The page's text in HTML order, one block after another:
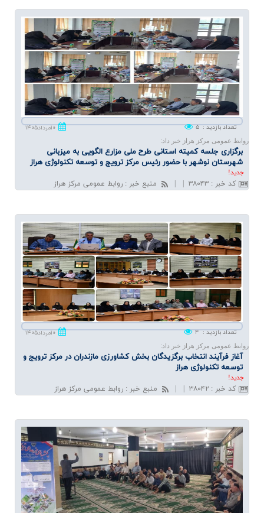
۱۰مرداد۱۴۰۵ تعداد بازدید: ۵
روابط عمومی مرکز هراز خبر داد:
برگزاری جلسه كمیته استانی طرح ملی مزارع الگویی به میزبانی
شهرستان نوشهر با حضور رئیس مركز ترویج و توسعه تكنولوژی هراز
جديد!
کد خبر : ۳۸۰۴۳ منبع خبر : روابط عمومی مرکز هراز
۱۰مرداد۱۴۰۵ تعداد بازدید: ۴
روابط عمومی مرکز هراز خبر داد:
آغاز فرآیند انتخاب برگزیدگان بخش كشاورزی مازندران در مركز ترویج و
توسعه تكنولوژی هراز
جديد!
کد خبر : ۳۸۰۴۲ منبع خبر : روابط عمومی مرکز هراز